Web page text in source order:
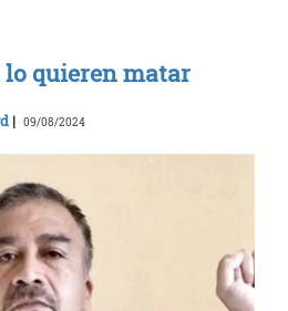
quieren matar
| 09/08/2024